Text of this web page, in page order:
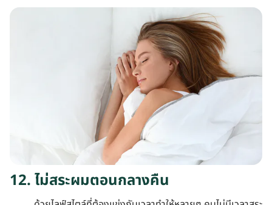
12. ไม่สระผมตอนกลางคืน